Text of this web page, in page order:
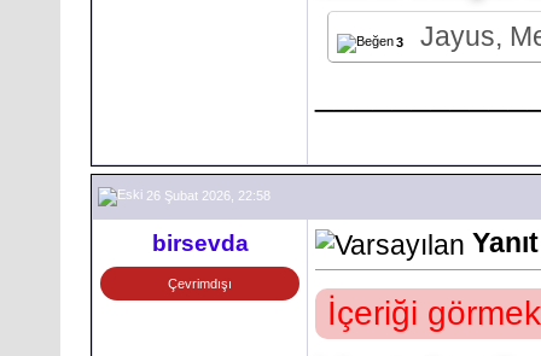
3 Jayus,
26 Şubat 2026, 22:58
birsevda
Çevrimdışı
İçeriği